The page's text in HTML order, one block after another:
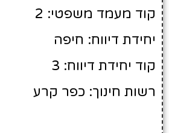
קוד מעמד משפטי: 2
יחידת דיווח: חיפה
קוד יחידת דיווח: 3
רשות חינוך: כפר קרע